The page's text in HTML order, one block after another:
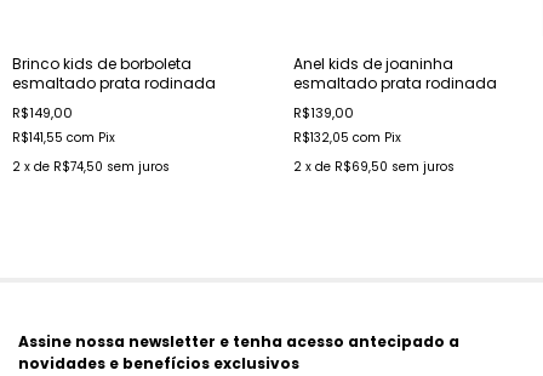
Brinco kids de borboleta
esmaltado prata rodinada
R$149,00
R$141,55 com Pix
2 x de R$74,50 sem juros
Anel kids de joaninha
esmaltado prata rodinada
R$139,00
R$132,05 com Pix
2 x de R$69,50 sem juros
Assine nossa newsletter e tenha acesso antecipado a
novidades e benefícios exclusivos